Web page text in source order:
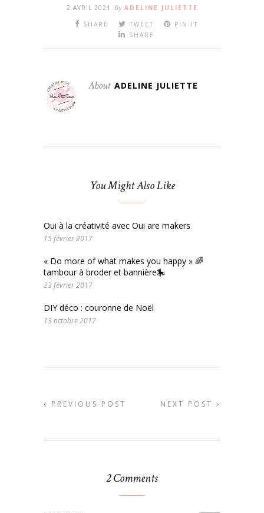
2 AVRIL 2021 By ADELINE JULIETTE
SHARE
TWEET
PIN IT
SHARE
About ADELINE JULIETTE
You Might Also Like
Oui à la créativité avec Oui are makers
15 février 2017
« Do more of what makes you happy » 🌈
tambour à broder et bannière🎠
23 février 2017
DIY déco : couronne de Noël
13 octobre 2017
PREVIOUS POST NEXT POST
2 Comments